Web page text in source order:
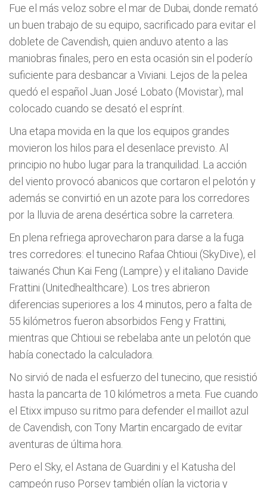
Fue el más veloz sobre el mar de Dubai, donde remató
un buen trabajo de su equipo, sacrificado para evitar el
doblete de Cavendish, quien anduvo atento a las
maniobras finales, pero en esta ocasión sin el poderío
suficiente para desbancar a Viviani. Lejos de la pelea
quedó el español Juan José Lobato (Movistar), mal
colocado cuando se desató el esprínt.
Una etapa movida en la que los equipos grandes
movieron los hilos para el desenlace previsto. Al
principio no hubo lugar para la tranquilidad. La acción
del viento provocó abanicos que cortaron el pelotón y
además se convirtió en un azote para los corredores
por la lluvia de arena desértica sobre la carretera.
En plena refriega aprovecharon para darse a la fuga
tres corredores: el tunecino Rafaa Chtioui (SkyDive), el
taiwanés Chun Kai Feng (Lampre) y el italiano Davide
Frattini (Unitedhealthcare). Los tres abrieron
diferencias superiores a los 4 minutos, pero a falta de
55 kilómetros fueron absorbidos Feng y Frattini,
mientras que Chtioui se rebelaba ante un pelotón que
había conectado la calculadora.
No sirvió de nada el esfuerzo del tunecino, que resistió
hasta la pancarta de 10 kilómetros a meta. Fue cuando
el Etixx impuso su ritmo para defender el maillot azul
de Cavendish, con Tony Martin encargado de evitar
aventuras de última hora.
Pero el Sky, el Astana de Guardini y el Katusha del
campeón ruso Porsev también olían la victoria y